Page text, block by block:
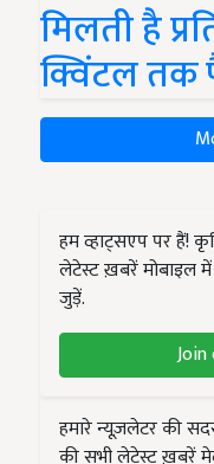
मिलती है
क्विंटल तक
हम व्हाट्सएप पर हैं!
लेटेस्ट ख़बरें मोबाइल
जुड़ें.
हमारे न्यूज़लेटर की
की सभी लेटेस्ट ख़बरें